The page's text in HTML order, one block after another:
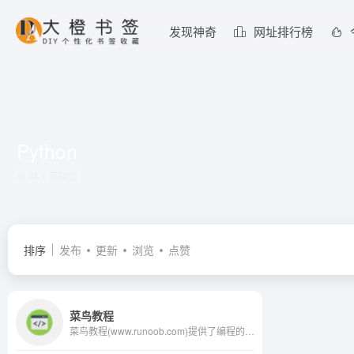
发现神奇 网址排行榜
排序 发布 更新 浏览 点赞
菜鸟教程